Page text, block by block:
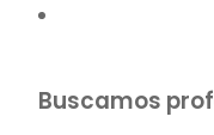
Buscamos